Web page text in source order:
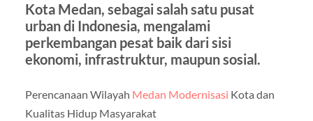
Kota Medan, sebagai salah satu pusat
urban di Indonesia, mengalami
perkembangan pesat baik dari sisi
ekonomi, infrastruktur, maupun sosial.
Perencanaan Wilayah Medan Modernisasi Kota dan
Kualitas Hidup Masyarakat